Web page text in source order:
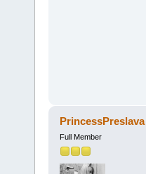
PrincessPreslava
Full Member